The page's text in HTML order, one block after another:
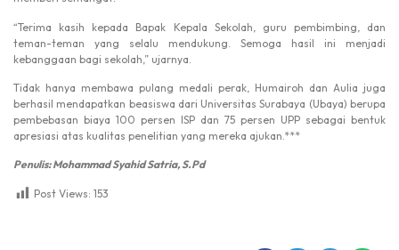
“Terima kasih kepada Bapak Kepala Sekolah, guru pembimbing, dan
teman-teman yang selalu mendukung. Semoga hasil ini menjadi
kebanggaan bagi sekolah,” ujarnya.
Tidak hanya membawa pulang medali perak, Humairoh dan Aulia juga
berhasil mendapatkan beasiswa dari Universitas Surabaya (Ubaya) berupa
pembebasan biaya 100 persen ISP dan 75 persen UPP sebagai bentuk
apresiasi atas kualitas penelitian yang mereka ajukan.***
Penulis: Mohammad Syahid Satria, S.Pd
Post Views: 153